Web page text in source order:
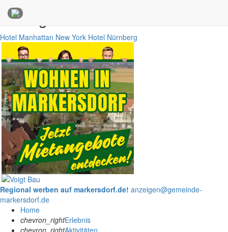
Anzeigen
Hotel Manhattan New York Hotel Nürnberg
Regional werben auf markersdorf.de! anzeigen@gemeinde-
markersdorf.de
Home
chevron_rightErlebnis
chevron_rightAktivitäten